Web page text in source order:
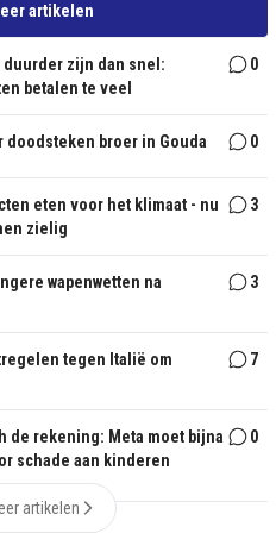
artikelen
duurder zijn dan snel:
betalen te veel
0
doodsteken broer in Gouda 0
eten voor het klimaat - nu
zielig
3
wapenwetten na
3
tegen Italië om
7
de rekening: Meta moet bijna
schade aan kinderen
0
artikelen